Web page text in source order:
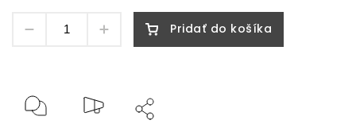
Pridať do košíka